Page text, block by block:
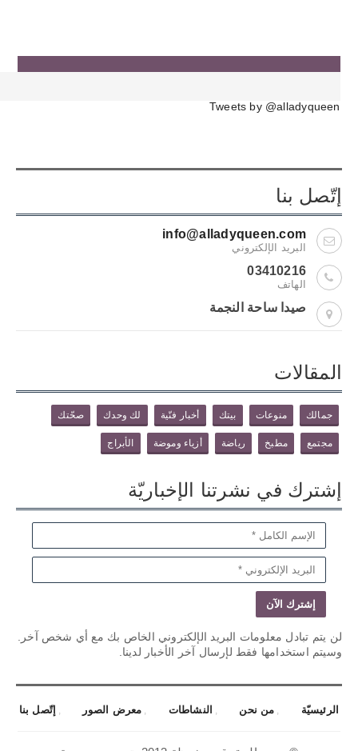
Tweets by @alladyqueen
إتّصل بنا
info@alladyqueen.com
البريد الإلكتروني
03410216
الهاتف
صيدا ساحة النجمة
المقالات
جمالك منوعات بيتك أخبار فنّية لك وحدك صحّتك
مجتمع مطبخ رياضة أزياء وموضة الأبراج
إشترك في نشرتنا الإخباريّة
لن يتم تبادل معلومات البريد الإلكتروني الخاص بك مع أي شخص آخر.
وسيتم استخدامها فقط لإرسال آخر الأخبار لدينا.
الرئيسيّة من نحن النشاطات معرض الصور إتّصل بنا